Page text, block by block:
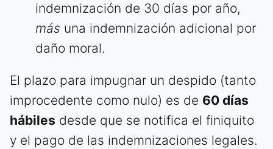
indemnización de 30 días por año,
más una indemnización adicional por
daño moral.
El plazo para impugnar un despido (tanto
improcedente como nulo) es de 60 días
hábiles desde que se notifica el finiquito
y el pago de las indemnizaciones legales.